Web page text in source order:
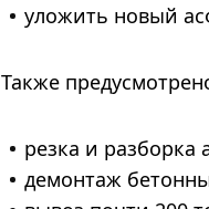
уложить новый
Также
резка и разборка
демонтаж